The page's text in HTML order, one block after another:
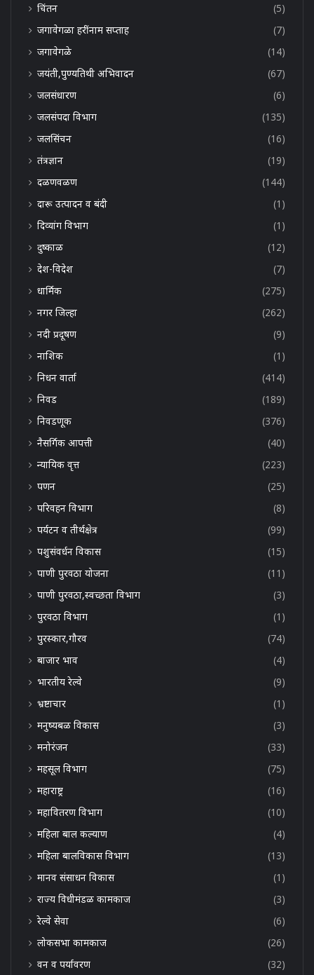
चिंतन
(5)
जगावेगळा हरींनाम सप्ताह
(7)
जगावेगळे
(14)
जयंती,पुण्यतिथी अभिवादन
(67)
जलसंधारण
(6)
जलसंपदा विभाग
(135)
जलसिंचन
(16)
तंत्रज्ञान
(19)
दळणवळण
(144)
दारू उत्पादन व बंदी
(1)
दिव्यांग विभाग
(1)
दुष्काळ
(12)
देश-विदेश
(7)
धार्मिक
(275)
नगर जिल्हा
(262)
नदी प्रदूषण
(9)
नाशिक
(1)
निधन वार्ता
(414)
निवड
(189)
निवडणूक
(376)
नैसर्गिक आपत्ती
(40)
न्यायिक वृत्त
(223)
पणन
(25)
परिवहन विभाग
(8)
पर्यटन व तीर्थक्षेत्र
(99)
पशुसंवर्धन विकास
(15)
पाणी पुरवठा योजना
(11)
पाणी पुरवठा,स्वच्छता विभाग
(3)
पुरवठा विभाग
(1)
पुरस्कार,गौरव
(74)
बाजार भाव
(4)
भारतीय रेल्वे
(9)
भ्रष्टाचार
(1)
मनुष्यबळ विकास
(3)
मनोरंजन
(33)
महसूल विभाग
(75)
महाराष्ट्र
(16)
महावितरण विभाग
(10)
महिला बाल कल्याण
(4)
महिला बालविकास विभाग
(13)
मानव संसाधन विकास
(1)
राज्य विधीमंडळ कामकाज
(3)
रेल्वे सेवा
(6)
लोकसभा कामकाज
(26)
वन व पर्यावरण
(32)